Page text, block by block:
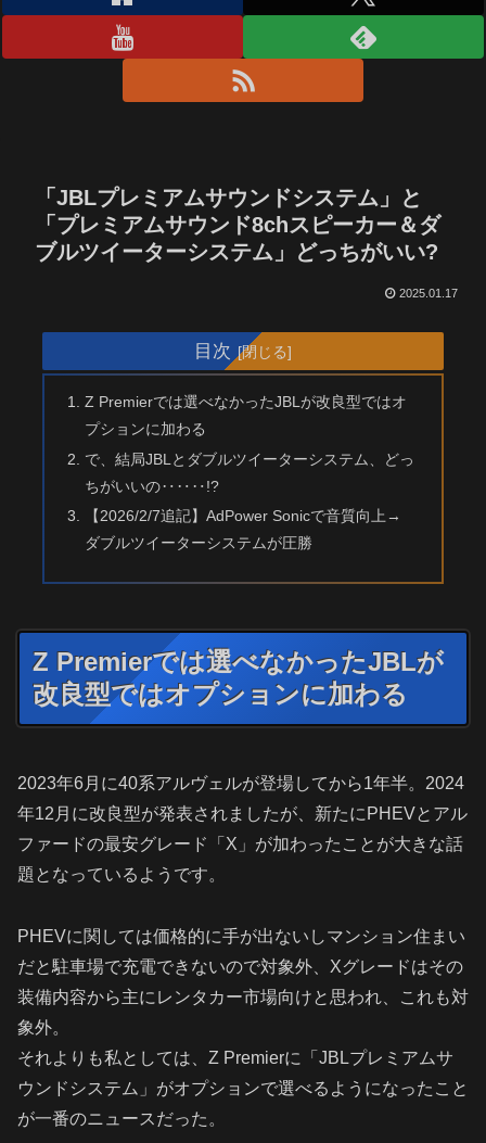
「JBLプレミアムサウンドシステム」と
「プレミアムサウンド8chスピーカー＆ダ
ブルツイーターシステム」どっちがいい?
2025.01.17
目次
Z Premierでは選べなかったJBLが改良型ではオ
プションに加わる
で、結局JBLとダブルツイーターシステム、どっ
ちがいいの‥‥‥!?
【2026/2/7追記】AdPower Sonicで音質向上→
ダブルツイーターシステムが圧勝
Z Premierでは選べなかったJBLが
改良型ではオプションに加わる
2023年6月に40系アルヴェルが登場してから1年半。2024
年12月に改良型が発表されましたが、新たにPHEVとアル
ファードの最安グレード「X」が加わったことが大きな話
題となっているようです。
PHEVに関しては価格的に手が出ないしマンション住まい
だと駐車場で充電できないので対象外、Xグレードはその
装備内容から主にレンタカー市場向けと思われ、これも対
象外。
それよりも私としては、Z Premierに「JBLプレミアムサ
ウンドシステム」がオプションで選べるようになったこと
が一番のニュースだった。